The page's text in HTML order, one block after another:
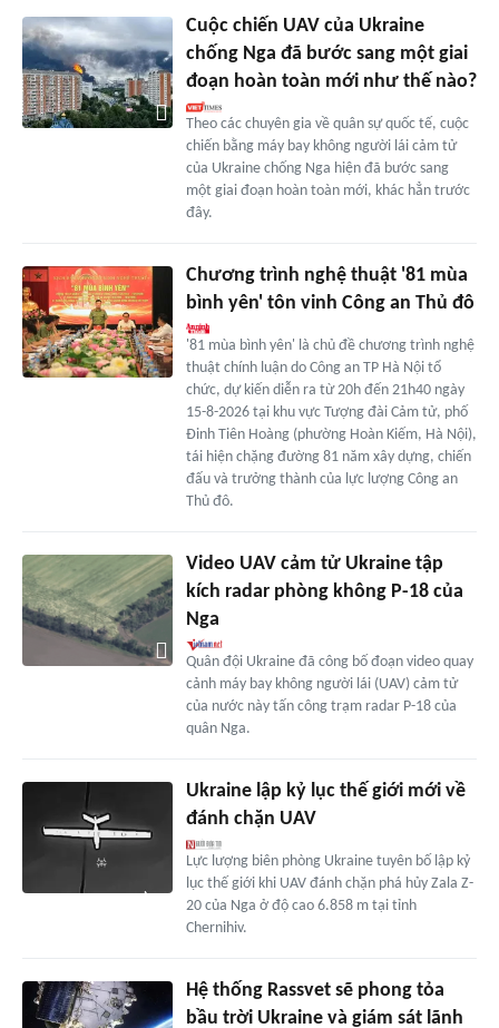
Cuộc chiến UAV của Ukraine
chống Nga đã bước sang một giai
đoạn hoàn toàn mới như thế nào?
Theo các chuyên gia về quân sự quốc tế, cuộc
chiến bằng máy bay không người lái cảm tử
của Ukraine chống Nga hiện đã bước sang
một giai đoạn hoàn toàn mới, khác hẳn trước
đây.
Chương trình nghệ thuật '81 mùa
bình yên' tôn vinh Công an Thủ đô
'81 mùa bình yên' là chủ đề chương trình nghệ
thuật chính luận do Công an TP Hà Nội tổ
chức, dự kiến diễn ra từ 20h đến 21h40 ngày
15-8-2026 tại khu vực Tượng đài Cảm tử, phố
Đinh Tiên Hoàng (phường Hoàn Kiếm, Hà Nội),
tái hiện chặng đường 81 năm xây dựng, chiến
đấu và trưởng thành của lực lượng Công an
Thủ đô.
Video UAV cảm tử Ukraine tập
kích radar phòng không P-18 của
Nga
Quân đội Ukraine đã công bố đoạn video quay
cảnh máy bay không người lái (UAV) cảm tử
của nước này tấn công trạm radar P-18 của
quân Nga.
Ukraine lập kỷ lục thế giới mới về
đánh chặn UAV
Lực lượng biên phòng Ukraine tuyên bố lập kỷ
lục thế giới khi UAV đánh chặn phá hủy Zala Z-
20 của Nga ở độ cao 6.858 m tại tỉnh
Chernihiv.
Hệ thống Rassvet sẽ phong tỏa
bầu trời Ukraine và giám sát lãnh